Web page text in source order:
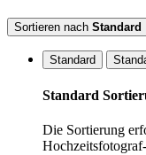
Sortieren nach Standard
Standard
Standard
Die Sortierung